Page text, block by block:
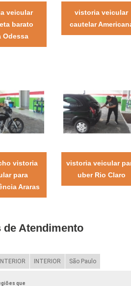
veicular
barato
Odessa
vistoria veicular
cautelar
vistoria
para
Araras
vistoria veicular
uber Rio Claro
de Atendimento
INTERIOR INTERIOR São Paulo
que